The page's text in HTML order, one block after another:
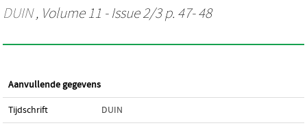
DUIN, Volume 11 - Issue 2/3 p. 47- 48
Aanvullende gegevens
Tijdschrift DUIN